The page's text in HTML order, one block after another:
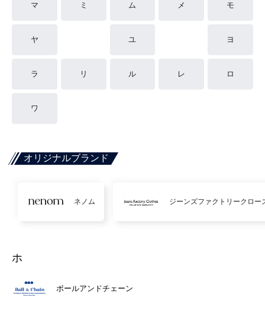
マ ミ ム メ モ
ヤ ユ ヨ
ラ リ ル レ ロ
ワ
オリジナルブランド
ネノム ジーンズファクトリークロー
ホ
ボールアンドチェーン